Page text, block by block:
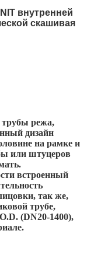
внутренней
скашивая
трубы режа,
дизайн
на рамке и
или штуцеров
встроенный
так же,
трубе,
(DN20-1400),